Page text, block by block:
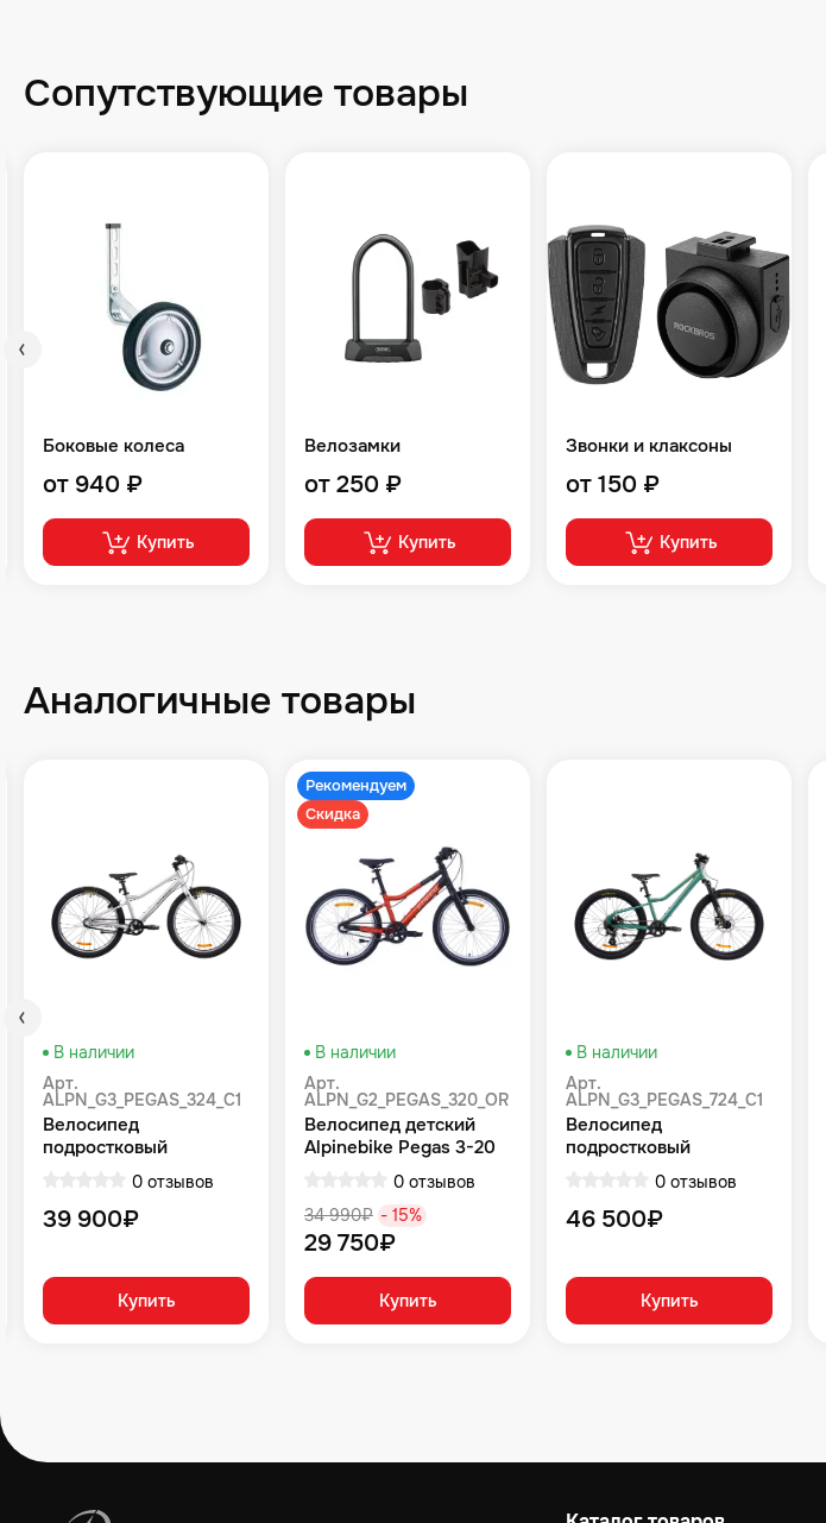
Сопутствующие товары
Боковые колеса
от 940 ₽
Купить
Велозамки
от 250 ₽
Купить
Звонки и клаксоны
от 150 ₽
Купить
Аналогичные товары
В наличии
Арт.
ALPN_G3_PEGAS_324_C1
Велосипед
подростковый
Alpinebike Pegas 3-24,
один размер, цвет
Серый
0 отзывов
39 900₽
Купить
Рекомендуем
Скидка
В наличии
Арт.
ALPN_G2_PEGAS_320_OR
Велосипед детский
Alpinebike Pegas 3-20
рассветный оранжевый
0 отзывов
34 990₽ - 15%
29 750₽
Купить
В наличии
Арт.
ALPN_G3_PEGAS_724_C1
Велосипед
подростковый
Alpinebike Pegas 7-24,
один размер, цвет
Зеленый
0 отзывов
46 500₽
Купить